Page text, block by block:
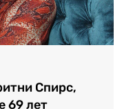
Спирс,
69 лет